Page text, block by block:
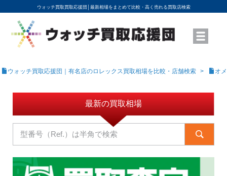
ウォッチ買取買取応援団│ 最新相場をまとめて比較・高く売れる買取店検索
YouTubeで動画を公開中
ROLEXモデル名から買取相場を調べる
高級時計ブランド名から買取相場を調べる
地域から買取店を探す
店舗名から買取店を探す
ブランド時計を高く売る方法
買取査定を依頼する
ウォッチ買取応援団｜有名店のロレックス買取相場を比較・店舗検索 オ
最新の買取相場